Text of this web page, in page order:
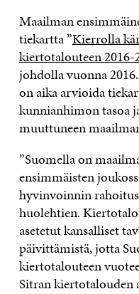
Maailman
tiekartta ”Kierrolla
kiertotalouteen 2016-
johdolla vuonna
on aika arvioida
kunnianhimon tasoa
muuttuneen
”Suomella on
ensimmäisten
hyvinvoinnin
huolehtien.
asetetut kansalliset
päivittämistä, jotta
kiertotalouteen
Sitran kiertotalouden